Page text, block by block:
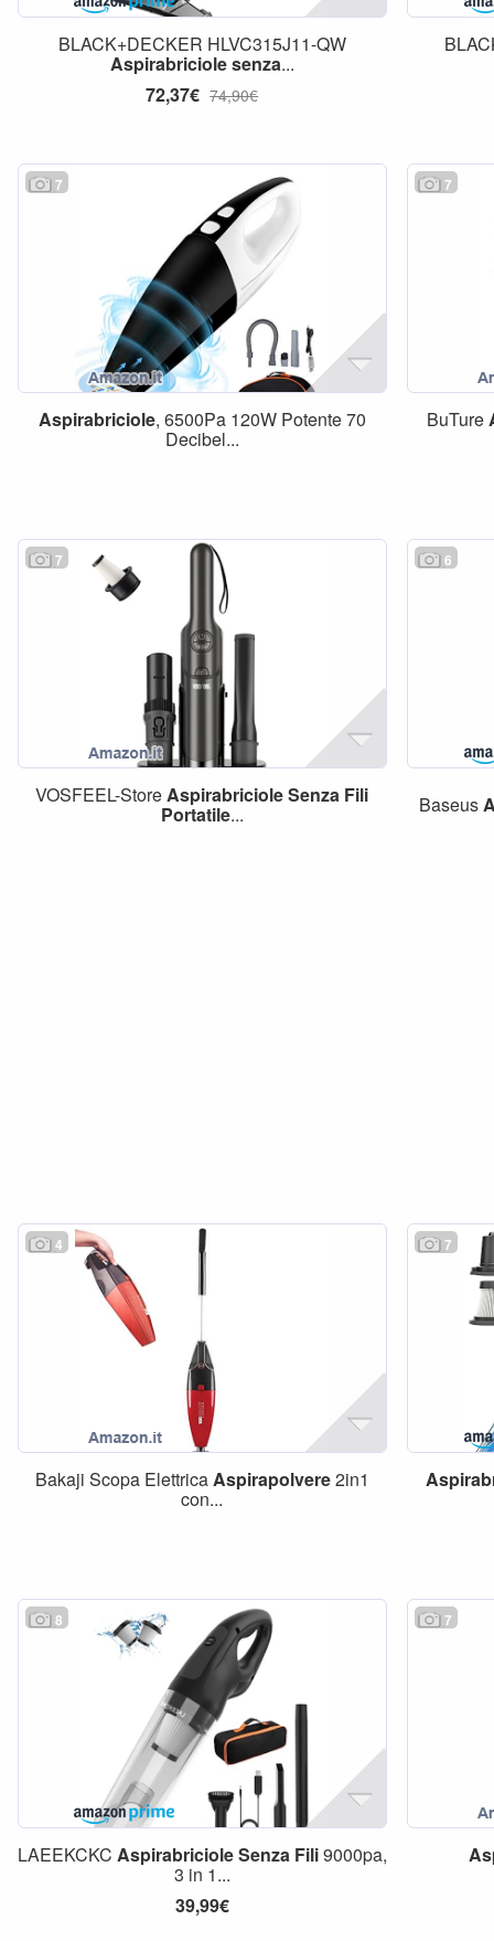
BLACK+DECKER HLVC315J11-QW
Aspirabriciolesenza...
72,37€ 74,90€
7
Aspirabriciole, 6500Pa 120W Potente 70
Decibel...
7
BuTure
7
VOSFEEL-StoreAspirabricioleSenza Fili
Portatile...
6
Baseus
4
Bakaji Scopa ElettricaAspirapolvere2in1
con...
7
8
LAEEKCKC AspirabricioleSenza Fili9000pa,
3 in 1...
39,99€
7